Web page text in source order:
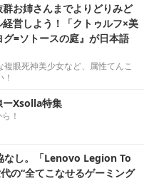
お姉さんまでよりどりみど
営しよう！「クトゥルフ×美
=ソトースの庭』が日本語
眼死神美少女など、属性てんこ
ーXsolla特集
！
なし。「Lenovo Legion To
の“全てこなせるゲーミング